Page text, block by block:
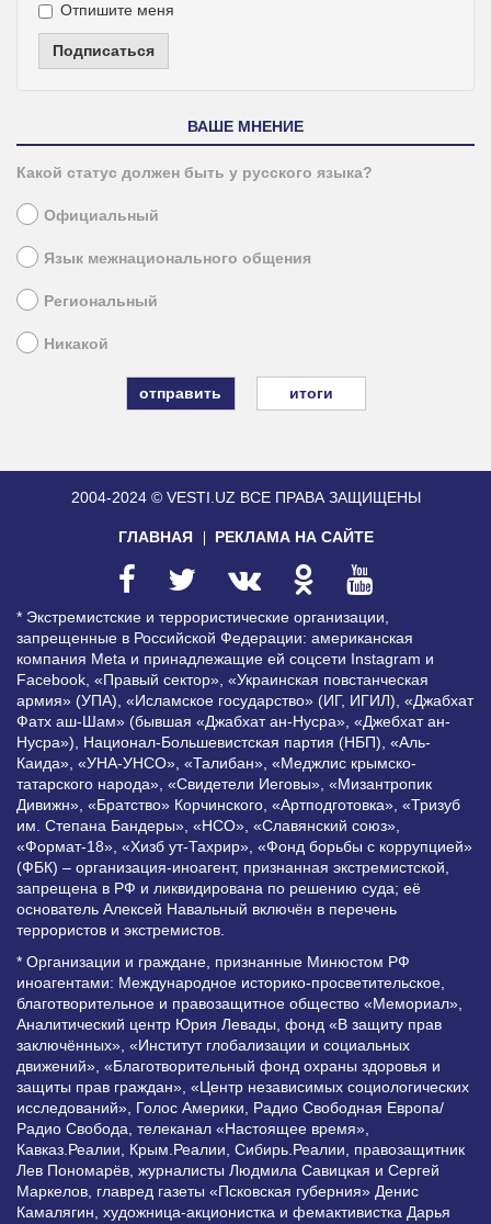
Отпишите меня
Подписаться
ВАШЕ МНЕНИЕ
Какой статус должен быть у русского языка?
Официальный
Язык межнационального общения
Региональный
Никакой
итоги
2004-2024 © VESTI.UZ ВСЕ ПРАВА ЗАЩИЩЕНЫ
ГЛАВНАЯ РЕКЛАМА НА САЙТЕ
* Экстремистские и террористические организации,
запрещенные в Российской Федерации: американская
компания Meta и принадлежащие ей соцсети Instagram и
Facebook, «Правый сектор», «Украинская повстанческая
армия» (УПА), «Исламское государство» (ИГ, ИГИЛ), «Джабхат
Фатх аш-Шам» (бывшая «Джабхат ан-Нусра», «Джебхат ан-
Нусра»), Национал-Большевистская партия (НБП), «Аль-
Каида», «УНА-УНСО», «Талибан», «Меджлис крымско-
татарского народа», «Свидетели Иеговы», «Мизантропик
Дивижн», «Братство» Корчинского, «Артподготовка», «Тризуб
им. Степана Бандеры», «НСО», «Славянский союз»,
«Формат-18», «Хизб ут-Тахрир», «Фонд борьбы с коррупцией»
(ФБК) – организация-иноагент, признанная экстремистской,
запрещена в РФ и ликвидирована по решению суда; её
основатель Алексей Навальный включён в перечень
террористов и экстремистов.
* Организации и граждане, признанные Минюстом РФ
иноагентами: Международное историко-просветительское,
благотворительное и правозащитное общество «Мемориал»,
Аналитический центр Юрия Левады, фонд «В защиту прав
заключённых», «Институт глобализации и социальных
движений», «Благотворительный фонд охраны здоровья и
защиты прав граждан», «Центр независимых социологических
исследований», Голос Америки, Радио Свободная Европа/
Радио Свобода, телеканал «Настоящее время»,
Кавказ.Реалии, Крым.Реалии, Сибирь.Реалии, правозащитник
Лев Пономарёв, журналисты Людмила Савицкая и Сергей
Маркелов, главред газеты «Псковская губерния» Денис
Камалягин, художница-акционистка и фемактивистка Дарья